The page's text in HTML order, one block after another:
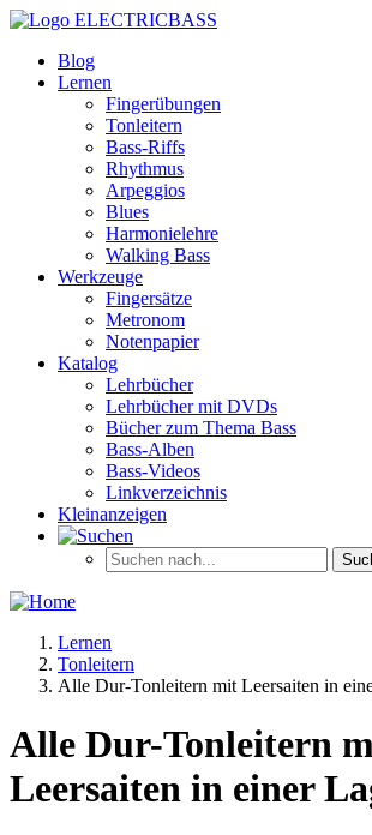
ELECTRICBASS
Blog
Lernen
Fingerübungen
Tonleitern
Bass-Riffs
Rhythmus
Arpeggios
Blues
Harmonielehre
Walking Bass
Werkzeuge
Fingersätze
Metronom
Notenpapier
Katalog
Lehrbücher
Lehrbücher mit DVDs
Bücher zum Thema Bass
Bass-Alben
Bass-Videos
Linkverzeichnis
Kleinanzeigen
Lernen
Tonleitern
Alle Dur-Tonleitern mit Leersaiten in
Alle Dur-Tonleitern
Leersaiten in einer